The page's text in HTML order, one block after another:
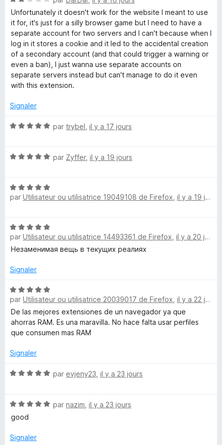
s
u
r
5
o
t
é
2
s
u
r
5
Unfortunately it doesn't work for the website I meant to use
it for, it's just for a silly browser game but I need to have a
separate account for two servers and I can't because when I
log in it stores a cookie and it led to the accidental creation
of a secondary account (and that could trigger a warning or
even a ban), I just wanna use separate accounts on
separate servers instead but can't manage to do it even
with this extension.
Signaler
N
é
u
r
par trybel il y a 17 jours
N
é
5
r
5
par Zyffer, il y a 19 jours
N
o
5
s
u
5
par Utilisateur ou utilisatrice 19049108 de Firefox il y a 19 jours
N
o
t
5
u
r
5
par Utilisateur ou utilisatrice 14493361 de Firefox il y a 20 jours
Незаменимая вещь в текущих реалиях
Signaler
N
o
t
é
5
u
5
par Utilisateur ou utilisatrice 20039017 de Firefox il y a 22 jours
De las mejores extensiones de un navegador ya que
ahorras RAM. Es una maravilla. No hace falta usar perfiles
que consumen mas RAM
Signaler
N
é
5
u
par evjeny23 il y a 23 jours
N
o
é
par nazim il y a 23 jours
good
Signaler